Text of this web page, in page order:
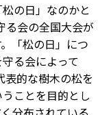
の日」なのかと
る会の全国大会が
「松の日」につ
る会によって
的な樹木の松を
ことを目的とし